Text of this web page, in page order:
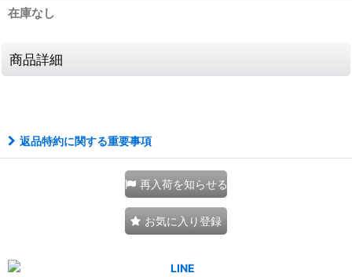
在庫なし
商品詳細
返品特約に関する重要事項
再入荷を知らせる
お気に入り登録